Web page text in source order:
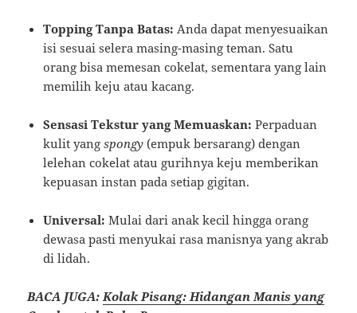
Topping Tanpa Batas: Anda dapat menyesuaikan
isi sesuai selera masing-masing teman. Satu
orang bisa memesan cokelat, sementara yang lain
memilih keju atau kacang.
Sensasi Tekstur yang Memuaskan: Perpaduan
kulit yangspongy (empuk bersarang) dengan
lelehan cokelat atau gurihnya keju memberikan
kepuasan instan pada setiap gigitan.
Universal: Mulai dari anak kecil hingga orang
dewasa pasti menyukai rasa manisnya yang akrab
di lidah.
BACA JUGA:Kolak Pisang: Hidangan Manis yang